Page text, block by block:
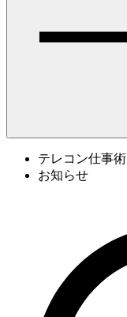
テレコン仕事術
お知らせ